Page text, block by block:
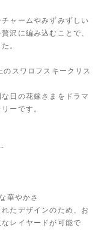
ャームやみずみずしい
沢に編み込むことで、
。
スワロフスキークリス
日の花嫁さまをドラマ
ーです。
華やかさ
たデザインのため、お
レイヤードが可能で